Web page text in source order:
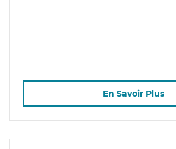
En Savoir Plus